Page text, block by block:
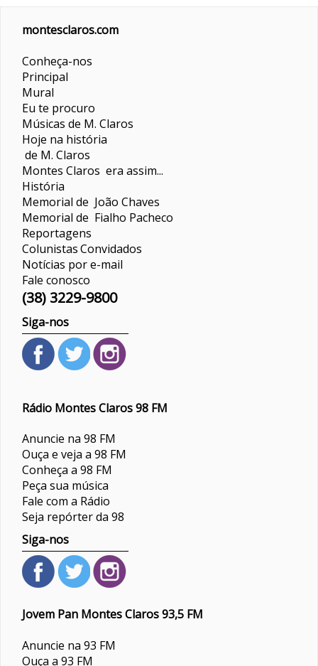
montesclaros.com
Conheça-nos
Principal
Mural
Eu te procuro
Músicas de M. Claros
Hoje na história
de M. Claros
Montes Claros era assim...
História
Memorial de João Chaves
Memorial de Fialho Pacheco
Reportagens
ColunistasConvidados
Notícias por e-mail
Fale conosco
(38) 3229-9800
Siga-nos
Rádio Montes Claros 98 FM
Anuncie na 98 FM
Ouça e veja a 98 FM
Conheça a 98 FM
Peça sua música
Fale com a Rádio
Seja repórter da 98
Siga-nos
Jovem Pan Montes Claros 93,5 FM
Anuncie na 93 FM
Ouça a 93 FM